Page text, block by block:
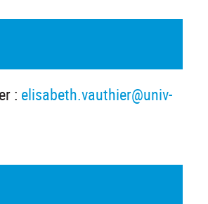
: elisabeth.vauthier@univ-